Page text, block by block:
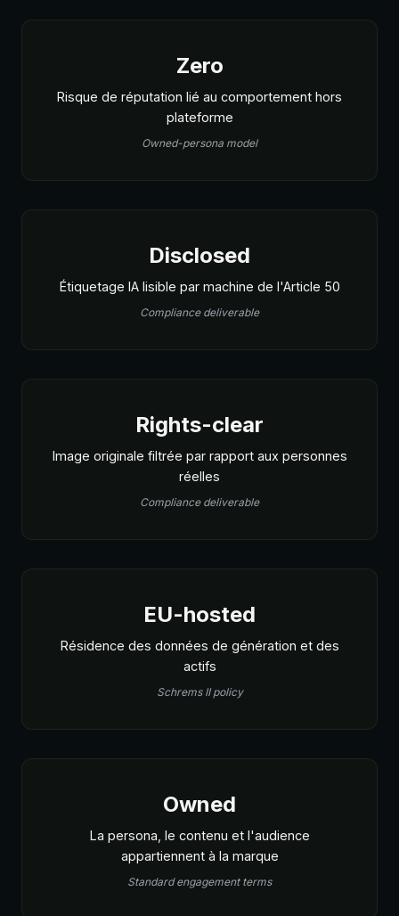
Zero
Risque de réputation lié au comportement hors
plateforme
Owned-persona model
Disclosed
Étiquetage IA lisible par machine de l'Article 50
Compliance deliverable
Rights-clear
Image originale filtrée par rapport aux personnes
réelles
Compliance deliverable
EU-hosted
Résidence des données de génération et des
actifs
Schrems II policy
Owned
La persona, le contenu et l'audience
appartiennent à la marque
Standard engagement terms